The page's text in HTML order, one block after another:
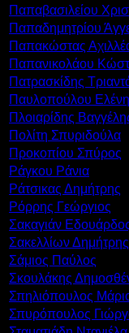
Παπαβασιλείου
Παπαδημητρίου
Παπακώστας
Παπανικολάου
Πατρασκίδης
Παυλοπούλου Ελένη
Πλοιαρίδης
Πολίτη Σπυριδούλα
Προκοπίου Σπύρος
Ράγκου Ράνια
Ράτσικας Δημήτρης
Ρόρρης Γεώργιος
Σακαγιάν
Σακελλίων Δημήτρης
Σάμιος Παύλος
Σκουλάκης
Σπηλιόπουλος
Σπυρόπουλος